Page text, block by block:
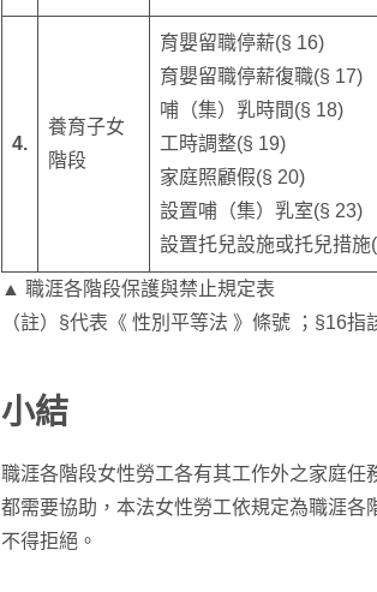
4.
養育子女
階段
育嬰留職停薪(§ 16)
育嬰留職停薪復職(§ 17)
哺（集）乳時間(§ 18)
工時調整(§ 19)
家庭照顧假(§ 20)
設置哺（集）乳室(§ 23)
設置托兒設施或托兒措施
▲ 職涯各階段保護與禁止規定表
（註）§代表《 性別平等法 》條號 ；§16指
小結
職涯各階段女性勞工各有其工作外之家庭
都需要協助，本法女性勞工依規定為職涯
不得拒絕。